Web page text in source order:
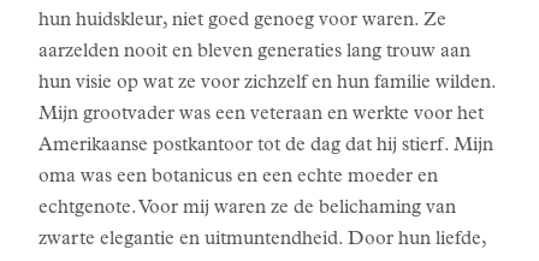
hun huidskleur, niet goed genoeg voor waren. Ze
aarzelden nooit en bleven generaties lang trouw aan
hun visie op wat ze voor zichzelf en hun familie wilden.
Mijn grootvader was een veteraan en werkte voor het
Amerikaanse postkantoor tot de dag dat hij stierf. Mijn
oma was een botanicus en een echte moeder en
echtgenote. Voor mij waren ze de belichaming van
zwarte elegantie en uitmuntendheid. Door hun liefde,